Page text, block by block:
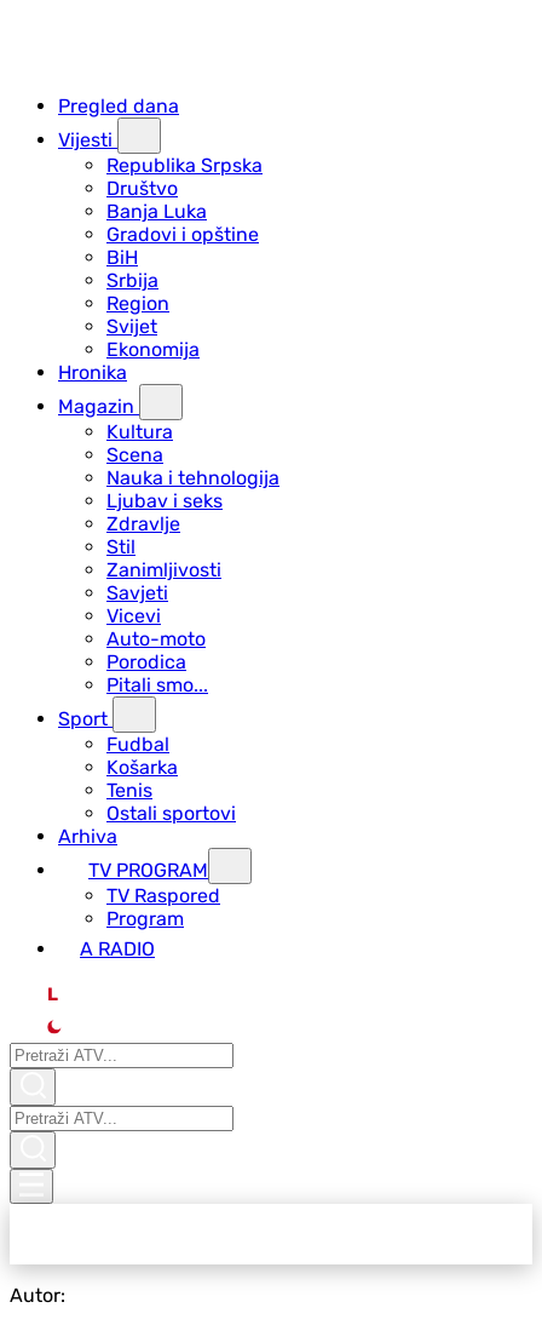
Pregled dana
Vijesti
Republika Srpska
Društvo
Banja Luka
Gradovi i opštine
BiH
Srbija
Region
Svijet
Ekonomija
Hronika
Magazin
Kultura
Scena
Nauka i tehnologija
Ljubav i seks
Zdravlje
Stil
Zanimljivosti
Savjeti
Vicevi
Auto-moto
Porodica
Pitali smo...
Sport
Fudbal
Košarka
Tenis
Ostali sportovi
Arhiva
TV PROGRAM
ТV Raspored
Program
A RADIO
L
Autor: